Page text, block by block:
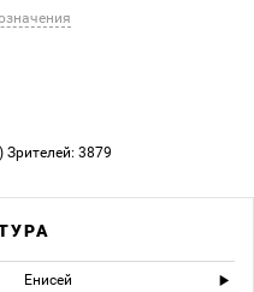
Зрителей: 3879
Енисей